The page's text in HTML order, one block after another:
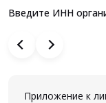
Введите ИНН
Приложение к